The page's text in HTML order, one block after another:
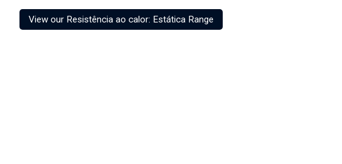
View our Resistência ao calor: Estática Range